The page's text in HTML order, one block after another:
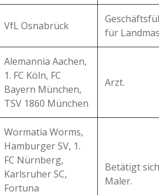
VfL Osnabrück
für
Alemannia Aachen,
1. FC Köln, FC
Bayern München,
TSV 1860 München
Arzt.
Wormatia Worms,
Hamburger SV, 1.
FC Nürnberg,
Karlsruher SC,
Fortuna
Betätigt
Maler.